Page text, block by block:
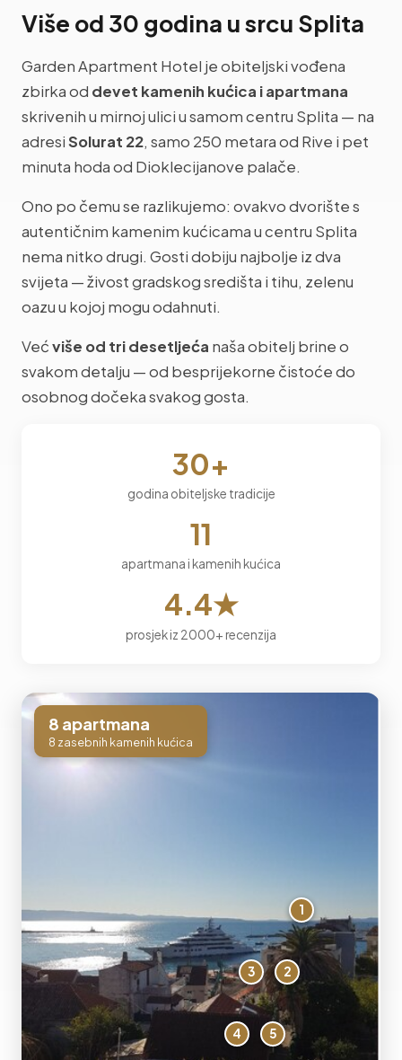
Više od 30 godina u srcu Splita
Garden Apartment Hotel je obiteljski vođena
zbirka od devet kamenih kućica i apartmana
skrivenih u mirnoj ulici u samom centru Splita — na
adresiSolurat 22, samo 250 metara od Rive i pet
minuta hoda od Dioklecijanove palače.
Ono po čemu se razlikujemo: ovakvo dvorište s
autentičnim kamenim kućicama u centru Splita
nema nitko drugi. Gosti dobiju najbolje iz dva
svijeta — živost gradskog središta i tihu, zelenu
oazu u kojoj mogu odahnuti.
Većviše od tri desetljeća naša obitelj brine o
svakom detalju — od besprijekorne čistoće do
osobnog dočeka svakog gosta.
30+
godina obiteljske tradicije
11
apartmana i kamenih kućica
4.4★
prosjek iz 2000+ recenzija
8 apartmana
8 zasebnih kamenih kućica
1
2
3
4 5